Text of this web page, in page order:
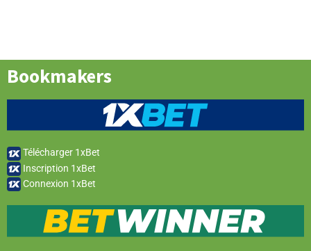
Bookmakers
Télécharger 1xBet
Inscription 1xBet
Connexion 1xBet